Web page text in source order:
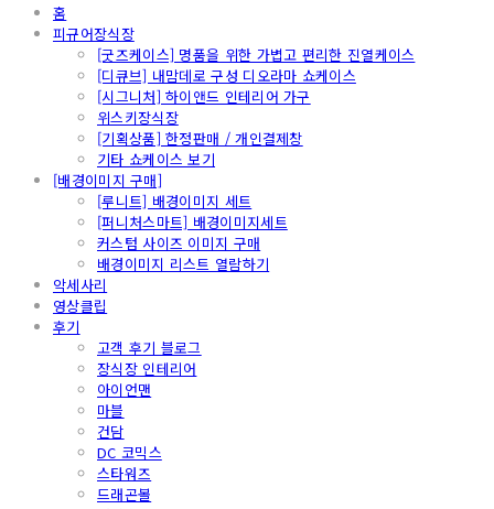
홈
피규어장식장
[굿즈케이스] 명품을 위한 가볍고 편리한 진열케이스
[디큐브] 내맘데로 구성 디오라마 쇼케이스
[시그니처] 하이앤드 인테리어 가구
위스키장식장
[기획상품] 한정판매 / 개인결제창
기타 쇼케이스 보기
[배경이미지 구매]
[루니트] 배경이미지 세트
[퍼니처스마트] 배경이미지세트
커스텀 사이즈 이미지 구매
배경이미지 리스트 열람하기
악세사리
영상클립
후기
고객 후기 블로그
장식장 인테리어
아이언맨
마블
건담
DC 코믹스
스타워즈
드래곤볼